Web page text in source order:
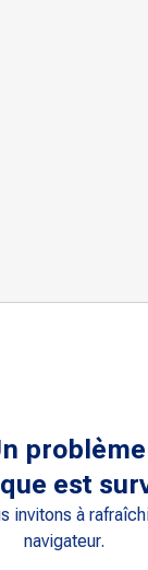
problème
est
invitons à
navigateur.